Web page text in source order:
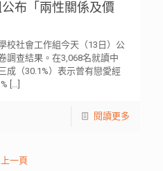
布「兩性關係及價
校社會工作組今天（13日）公
調查結果。在3,068名就讀中
成（30.1%）表示曾有戀愛經
[…]
閱讀更多
上一頁